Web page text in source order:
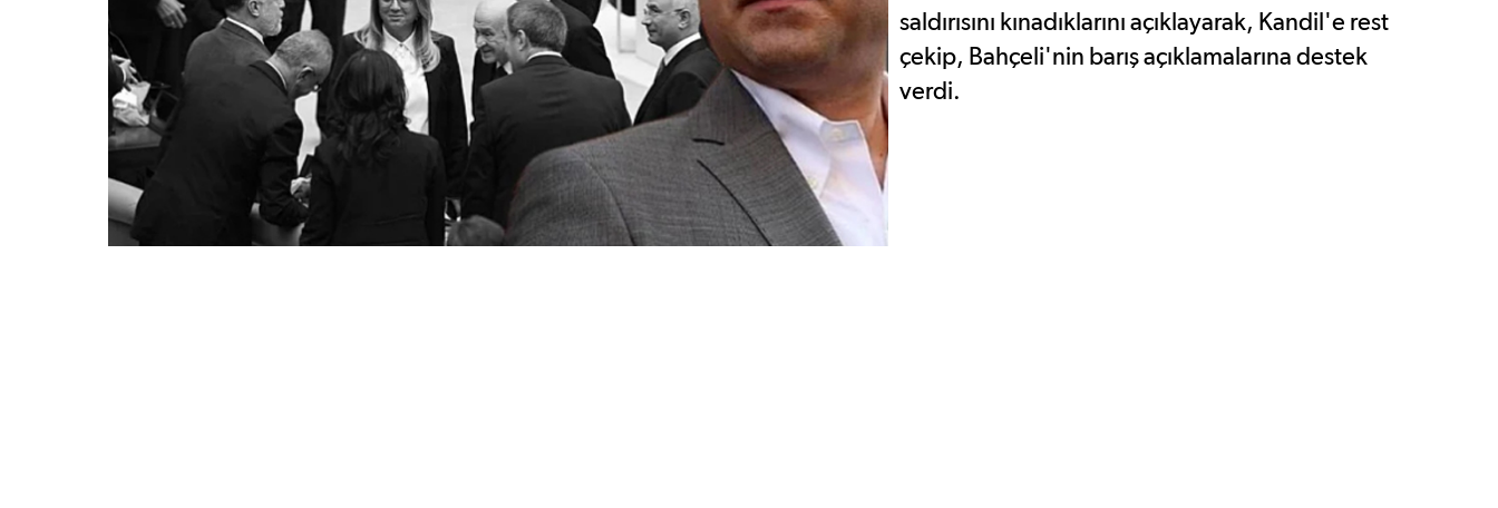
saldırısını kınadıklarını açıklayarak, Kandil'e rest
çekip, Bahçeli'nin barış açıklamalarına destek
verdi.